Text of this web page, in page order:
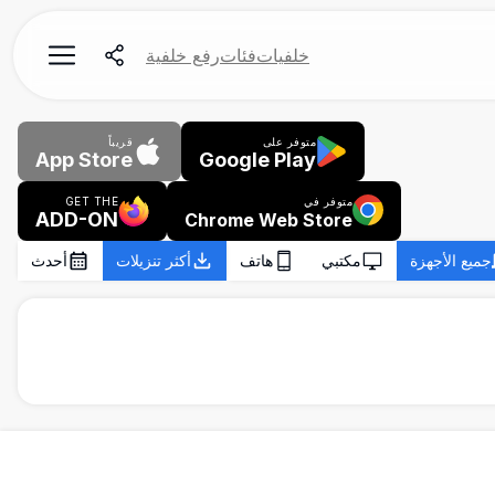
خلفياتفئاترفع خلفية
متوفر على
Google Play
قريباً
App Store
متوفر في
Chrome Web Store
GET THE
ADD-ON
جميع الأجهزة مكتبي هاتف أكثر تنزيلات أحدث